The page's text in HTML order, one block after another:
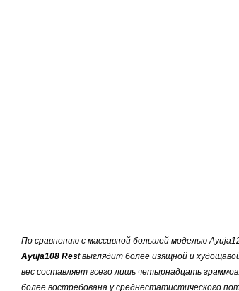
По сравнению с массивной большей моделью
Ayuja108 Rest выглядит более изящной и
вес составляет всего лишь четырнадцать граммов.
более востребована у среднестатистического